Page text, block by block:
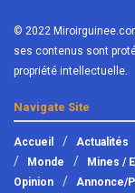
© 2022
ses contenus sont
propriété intellectuelle.
Navigate Site
Accueil Actualités
Monde
Mines /
Opinion
Annonce/